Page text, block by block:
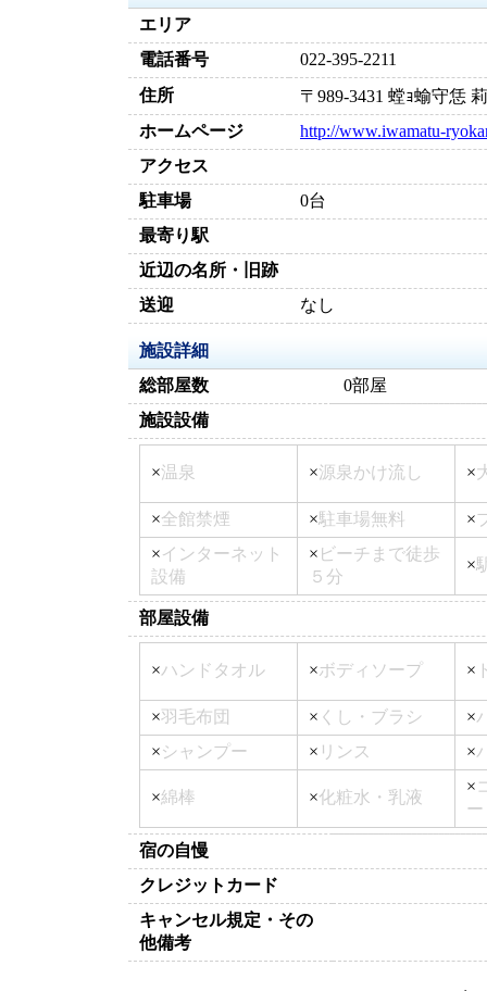
エリア
電話番号
022-395-2211
住所
〒989-3431 螳ｮ蝓守恁
ホームページ
http://www.iwamatu-
アクセス
駐車場
0台
最寄り駅
近辺の名所・旧跡
送迎
なし
施設詳細
総部屋数
0部屋
施設設備
×温泉 ×源泉かけ流し ×
×全館禁煙 ×駐車場無料 ×
×インターネット
設備
× ビーチまで徒歩
５分
×
部屋設備
×ハンドタオル ×ボディソープ ×
×羽毛布団 × くし・ブラシ ×
×シャンプー × リンス ×
×綿棒 ×化粧水・乳液
×
ー
宿の自慢
クレジットカード
キャンセル規定・その
他備考